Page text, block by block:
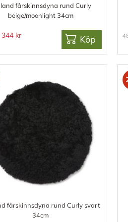
fårskinnsdyna rund Curly
beige/moonlight 34cm
344 kr Köp
fårskinnsdyna rund Curly svart
34cm